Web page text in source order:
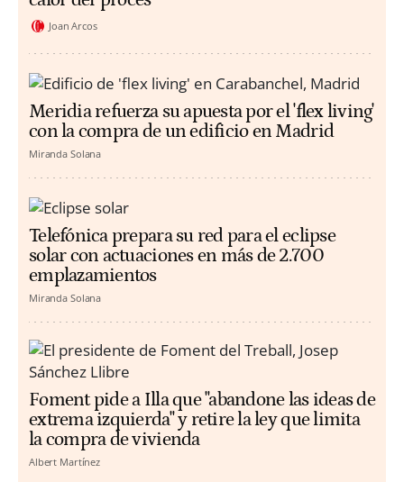
Joan Arcos
Meridia refuerza su apuesta por el 'flex living'
con la compra de un edificio en Madrid
Miranda Solana
Telefónica prepara su red para el eclipse
solar con actuaciones en más de 2.700
emplazamientos
Miranda Solana
Foment pide a Illa que "abandone las ideas de
extrema izquierda" y retire la ley que limita
la compra de vivienda
Albert Martínez